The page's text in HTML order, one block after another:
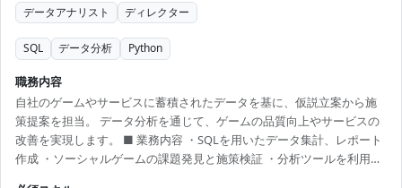
データアナリスト ディレクター
SQL データ分析 Python
職務内容
自社のゲームやサービスに蓄積されたデータを基に、仮説立案から施
策提案を担当。 データ分析を通じて、ゲームの品質向上やサービスの
改善を実現します。 ■ 業務内容 ・SQLを用いたデータ集計、レポート
作成 ・ソーシャルゲームの課題発見と施策検証 ・分析ツールを利用し